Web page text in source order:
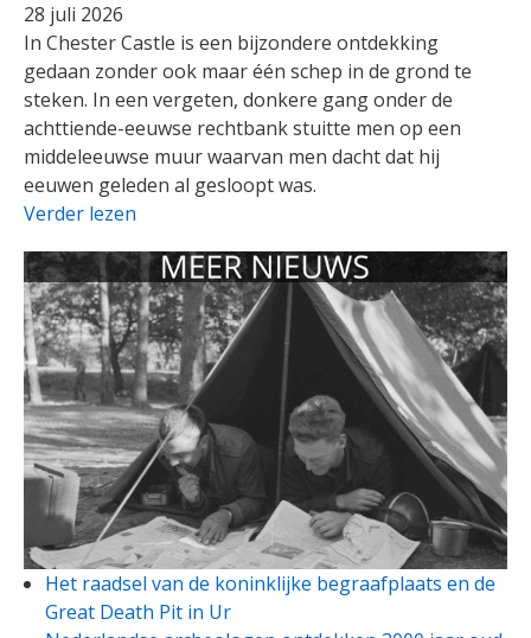
28 juli 2026
In Chester Castle is een bijzondere ontdekking
gedaan zonder ook maar één schep in de grond te
steken. In een vergeten, donkere gang onder de
achttiende-eeuwse rechtbank stuitte men op een
middeleeuwse muur waarvan men dacht dat hij
eeuwen geleden al gesloopt was.
Verder lezen
Het raadsel van de koninklijke begraafplaats en de
Great Death Pit in Ur